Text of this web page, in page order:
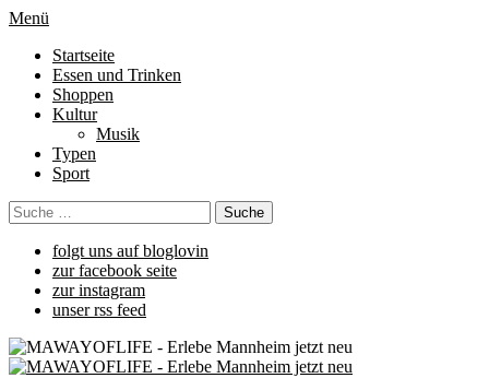
Menü
Startseite
Essen und Trinken
Shoppen
Kultur
Musik
Typen
Sport
folgt uns auf bloglovin
zur facebook seite
zur instagram
unser rss feed